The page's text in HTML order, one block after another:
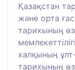
Қазақстан
және орта
тарихының
халқының
тарихының